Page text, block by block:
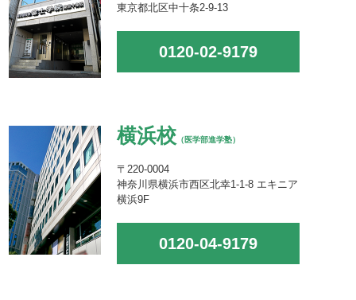
東京都北区中十条2-9-13
0120-02-9179
横浜校 （医学部進学塾）
〒220-0004
神奈川県横浜市西区北幸1-1-8 エキニア
横浜9F
0120-04-9179